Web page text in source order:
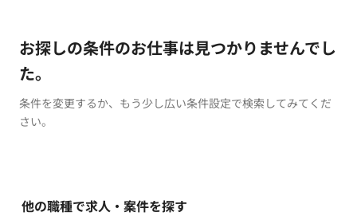
お探しの条件のお仕事は見つかりませんでし
た。
条件を変更するか、もう少し広い条件設定で検索してみてくだ
さい。
他の職種で求人・案件を探す